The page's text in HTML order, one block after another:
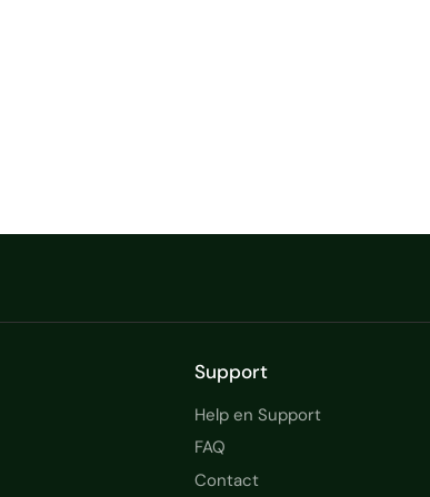
Support
Help en Support
FAQ
Contact